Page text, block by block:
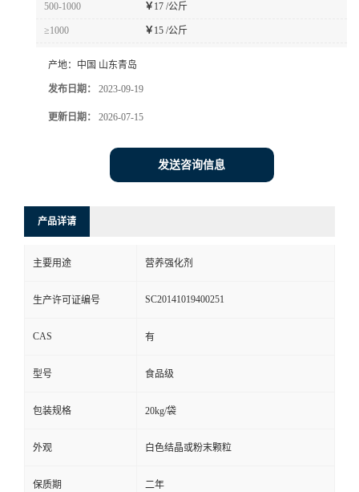
500-1000 ￥ 17 /公斤
≥1000 ￥ 15 /公斤
产地： 中国 山东青岛
发布日期： 2023-09-19
更新日期： 2026-07-15
发送咨询信息
产品详请
主要用途 营养强化剂
生产许可证编号 SC20141019400251
CAS 有
型号 食品级
包装规格 20kg/袋
外观 白色结晶或粉末颗粒
保质期 二年